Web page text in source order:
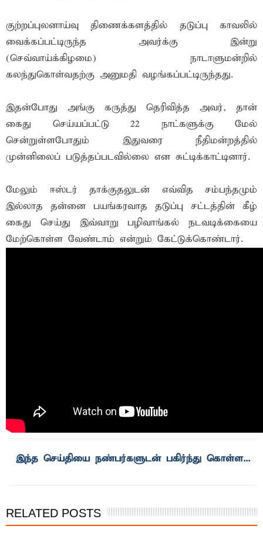
குற்றப்புலனாய்வு திணைக்களத்தில் தடுப்பு காவலில்
வைக்கப்பட்டிருந்த அவர்க்கு இன்று
(செவ்வாய்க்கிழமை) நாடாளுமன்றில்
கலந்துகொள்வதற்கு அனுமதி வழங்கப்பட்டிருந்தது.
இதன்போது அங்கு கருத்து தெரிவித்த அவர், தான்
கைது செய்யப்பட்டு 22 நாட்களுக்கு மேல்
சென்றுள்ளபோதும் இதுவரை நீதிமன்றத்தில்
முன்னிலைப் படுத்தப்படவில்லை என சுட்டிக்காட்டினார்.
மேலும் ஈஸ்டர் தாக்குதலுடன் எவ்வித சம்பந்தமும்
இல்லாத தன்னை பயங்கரவாத தடுப்பு சட்டத்தின் கீழ்
கைது செய்து இவ்வாறு பழிவாங்கல் நடவடிக்கையை
மேற்கொள்ள வேண்டாம் என்றும் கேட்டுக்கொண்டார்.
RELATED POSTS